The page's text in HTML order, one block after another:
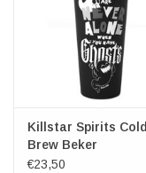
Killstar Spirits Cold
Brew Beker
€23,50